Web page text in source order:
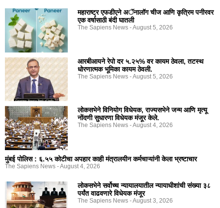
महाराष्ट्र एफडीएने अॅनालॉग चीज आणि कृत्रिम पनीरवर
एक वर्षासाठी बंदी घातली
The Sapiens News August 5, 2026
आरबीआयने रेपो दर ५.२५% वर कायम ठेवला, तटस्थ
धोरणात्मक भूमिका कायम ठेवली.
The Sapiens News August 5, 2026
लोकसभेने विनियोग विधेयक, राज्यसभेने जन्म आणि मृत्यू
नोंदणी सुधारणा विधेयक मंजूर केले.
The Sapiens News August 4, 2026
मुंबई पोलिस : ६.५५ कोटीचा अपहार काही मंत्रालयीन कर्मचाऱ्यांनी केला भ्रष्टाचार
The Sapiens News August 4, 2026
लोकसभेने सर्वोच्च न्यायालयातील न्यायाधीशांची संख्या ३८
पर्यंत वाढवणारे विधेयक मंजूर
The Sapiens News August 3, 2026